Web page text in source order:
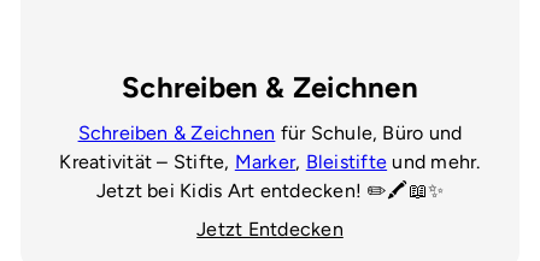
Schreiben & Zeichnen
Schreiben & Zeichnen für Schule, Büro und
Kreativität – Stifte, Marker, Bleistifte und mehr.
Jetzt bei Kidis Art entdecken! ✏️🖍️📖✨
Jetzt Entdecken